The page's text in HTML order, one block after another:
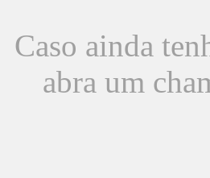
Caso ainda
abra um